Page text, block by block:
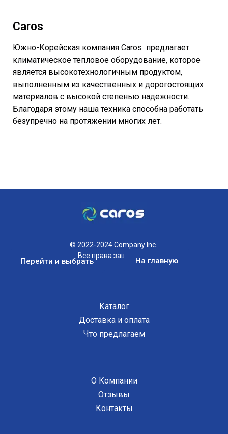
Caros
Южно-Корейская компания Caros предлагает
климатическое тепловое оборудование, которое
является высокотехнологичным продуктом,
выполненным из качественных и дорогостоящих
материалов с высокой степенью надежности.
Благодаря этому наша техника способна работать
безупречно на протяжении многих лет.
На главную
Перейти и выбрать
© 2022-2024 Company Inc.
Все права защищены
Каталог
Доставка и оплата
Что предлагаем
О Компании
Отзывы
Контакты